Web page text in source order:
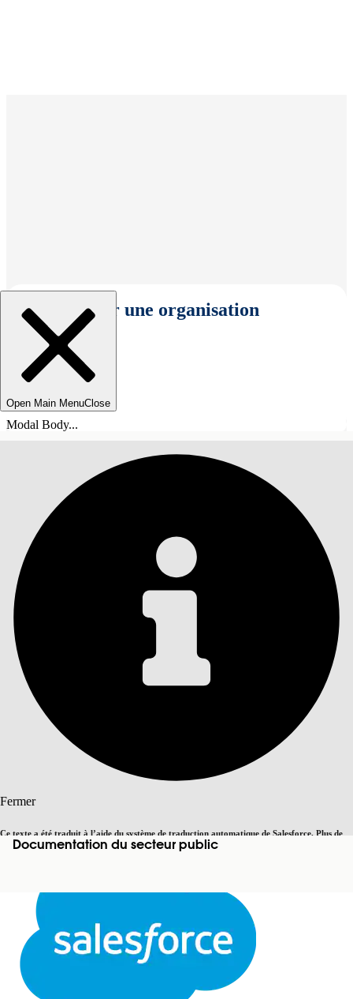
Sélectionner une organisation
Open Main MenuClose
Modal Body...
Fermer
Ce texte a été traduit à l’aide du système de traduction automatique de Salesforce. Plus de
détails, consultez <cette page .
Basculer vers la page en anglais
Fermer
Documentation du secteur public
Table des matières
TABLE DES MATIÈRES
Rechercher